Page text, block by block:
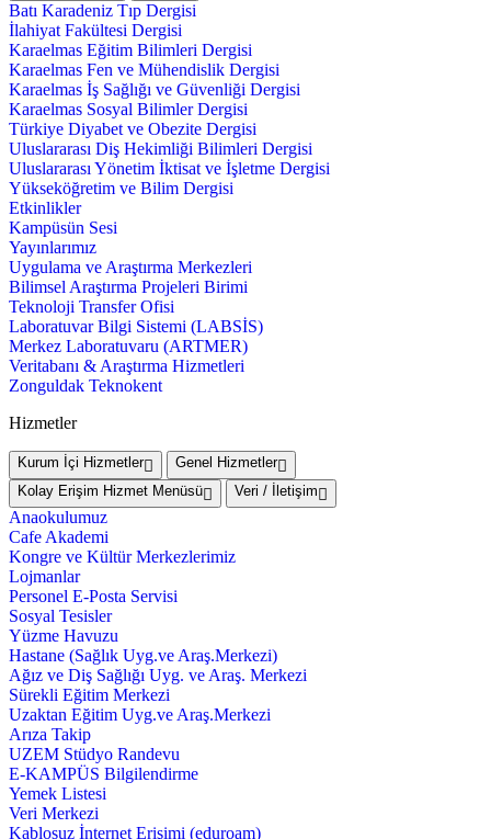
Batı Karadeniz Tıp Dergisi
İlahiyat Fakültesi Dergisi
Karaelmas Eğitim Bilimleri Dergisi
Karaelmas Fen ve Mühendislik Dergisi
Karaelmas İş Sağlığı ve Güvenliği Dergisi
Karaelmas Sosyal Bilimler Dergisi
Türkiye Diyabet ve Obezite Dergisi
Uluslararası Diş Hekimliği Bilimleri Dergisi
Uluslararası Yönetim İktisat ve İşletme Dergisi
Yükseköğretim ve Bilim Dergisi
Etkinlikler
Kampüsün Sesi
Yayınlarımız
Uygulama ve Araştırma Merkezleri
Bilimsel Araştırma Projeleri Birimi
Teknoloji Transfer Ofisi
Laboratuvar Bilgi Sistemi (LABSİS)
Merkez Laboratuvaru (ARTMER)
Veritabanı & Araştırma Hizmetleri
Zonguldak Teknokent
Hizmetler
Kurum İçi Hizmetler
Genel Hizmetler
Kolay Erişim Hizmet Menüsü
Veri / İletişim
Anaokulumuz
Cafe Akademi
Kongre ve Kültür Merkezlerimiz
Lojmanlar
Personel E-Posta Servisi
Sosyal Tesisler
Yüzme Havuzu
Hastane (Sağlık Uyg.ve Araş.Merkezi)
Ağız ve Diş Sağlığı Uyg. ve Araş. Merkezi
Sürekli Eğitim Merkezi
Uzaktan Eğitim Uyg.ve Araş.Merkezi
Arıza Takip
UZEM Stüdyo Randevu
E-KAMPÜS Bilgilendirme
Yemek Listesi
Veri Merkezi
Kablosuz İnternet Erişimi (eduroam)